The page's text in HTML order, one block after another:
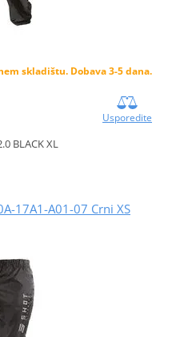
skladištu. Dobava 3-5 dana.
Usporedite
BLACK XL
17A1-A01-07 Crni XS